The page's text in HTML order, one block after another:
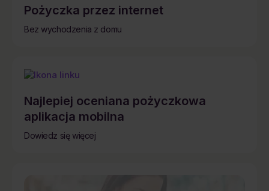
Pożyczka przez internet
Bez wychodzenia z domu
Najlepiej oceniana pożyczkowa
aplikacja mobilna
Dowiedz się więcej